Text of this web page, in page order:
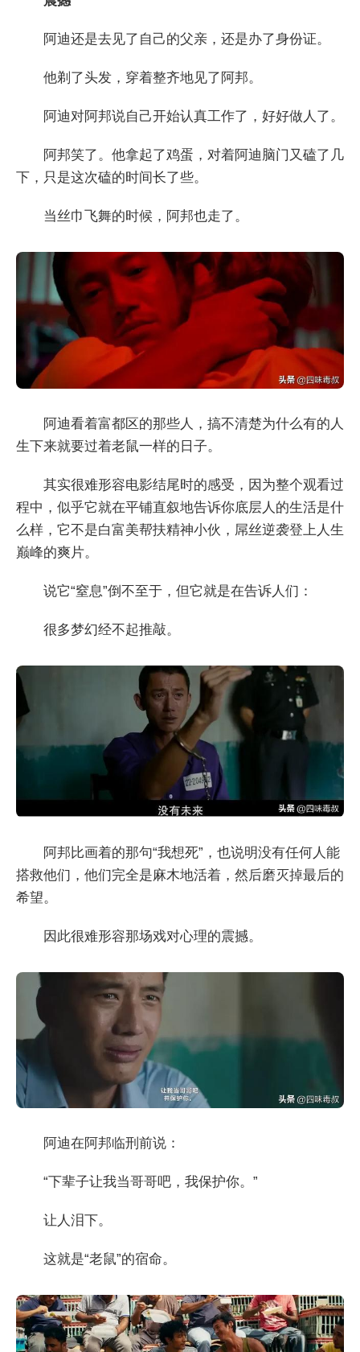
阿迪还是去见了自己的父亲，还是办了身份证。
他剃了头发，穿着整齐地见了阿邦。
阿迪对阿邦说自己开始认真工作了，好好做人了。
阿邦笑了。他拿起了鸡蛋，对着阿迪脑门又磕了几
下，只是这次磕的时间长了些。
当丝巾飞舞的时候，阿邦也走了。
阿迪看着富都区的那些人，搞不清楚为什么有的人
生下来就要过着老鼠一样的日子。
其实很难形容电影结尾时的感受，因为整个观看过
程中，似乎它就在平铺直叙地告诉你底层人的生活是什
么样，它不是白富美帮扶精神小伙，屌丝逆袭登上人生
巅峰的爽片。
说它“窒息”倒不至于，但它就是在告诉人们：
很多梦幻经不起推敲。
阿邦比画着的那句“我想死”，也说明没有任何人能
搭救他们，他们完全是麻木地活着，然后磨灭掉最后的
希望。
因此很难形容那场戏对心理的震撼。
阿迪在阿邦临刑前说：
“下辈子让我当哥哥吧，我保护你。”
让人泪下。
这就是“老鼠”的宿命。